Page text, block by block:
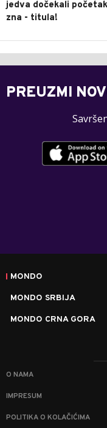
jedva dočekali
zna - titula!
PREUZMI
MONDO
MONDO SRBIJA
MONDO CRNA GORA
O NAMA
IMPRESUM
POLITIKA O KOLAČIĆIMA